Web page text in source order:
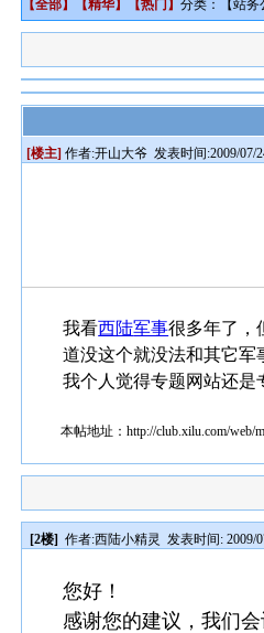
【全部】【精华】【热门 】分类：【站务
[楼主] 作者:开山大爷 发表时间:2009/07/
我看西陆军事很多年了，
道没这个就没法和其它军
我个人觉得专题网站还是
本帖地址：http://club.xilu.com/web/
[2楼] 作者:西陆小精灵 发表时间: 2009/
您好！
感谢您的建议，我们会